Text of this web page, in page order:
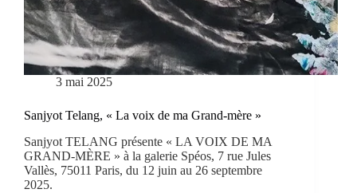
3 mai 2025
Sanjyot Telang, « La voix de ma Grand-mère »
Sanjyot TELANG présente « LA VOIX DE MA
GRAND-MÈRE » à la galerie Spéos, 7 rue Jules
Vallès, 75011 Paris, du 12 juin au 26 septembre
2025.